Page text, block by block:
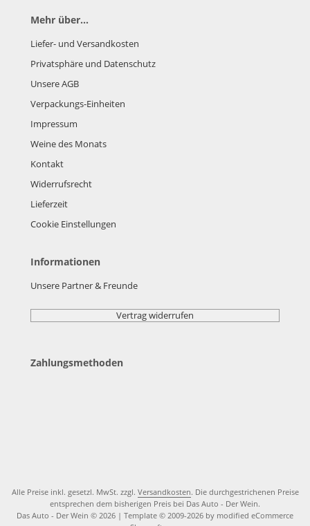
Mehr über...
Liefer- und Versandkosten
Privatsphäre und Datenschutz
Unsere AGB
Verpackungs-Einheiten
Impressum
Weine des Monats
Kontakt
Widerrufsrecht
Lieferzeit
Cookie Einstellungen
Informationen
Unsere Partner & Freunde
Vertrag widerrufen
Zahlungsmethoden
Alle Preise inkl. gesetzl. MwSt. zzgl. Versandkosten. Die durchgestrichenen Preise
entsprechen dem bisherigen Preis bei Das Auto - Der Wein.
Das Auto - Der Wein © 2026 | Template © 2009-2026 by modified eCommerce